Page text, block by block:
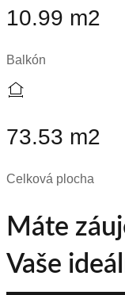
10.99 m2
Balkón
73.53 m2
Celková plocha
Máte
Vaše